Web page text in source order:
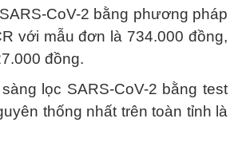
CoV-2 bằng phương pháp
với mẫu đơn là 734.000 đồng,
đồng.
lọc SARS-CoV-2 bằng test
thống nhất trên toàn tỉnh là